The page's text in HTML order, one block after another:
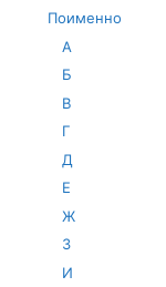
Поименно
А
Б
В
Г
Д
Е
Ж
З
И